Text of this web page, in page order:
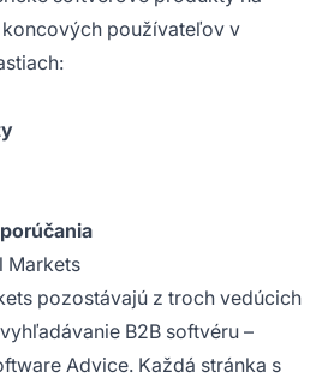
používateľov v
Markets
pozostávajú z troch vedúcich
B2B softvéru –
Advice. Každá stránka s